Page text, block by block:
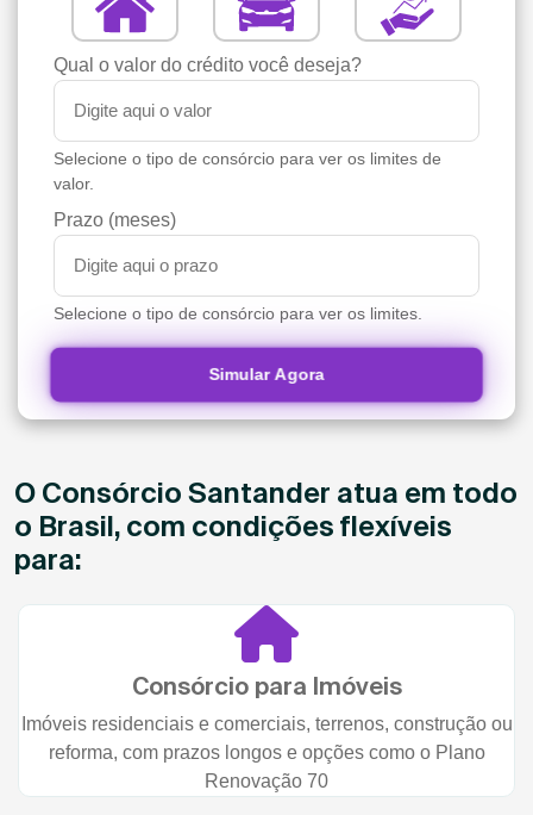
Qual o valor do crédito você deseja?
Selecione o tipo de consórcio para ver os limites de
valor.
Prazo (meses)
Selecione o tipo de consórcio para ver os limites.
Simular Agora
O Consórcio Santander atua em todo
o Brasil, com condições flexíveis
para:
Consórcio para Imóveis
Imóveis residenciais e comerciais, terrenos, construção ou
reforma, com prazos longos e opções como o Plano
Renovação 70